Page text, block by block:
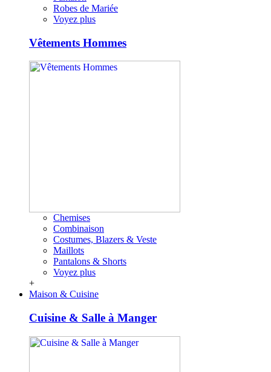
Robes de Mariée
Voyez plus
Vêtements Hommes
Chemises
Combinaison
Costumes, Blazers & Veste
Maillots
Pantalons & Shorts
Voyez plus
+
Maison & Cuisine
Cuisine & Salle à Manger